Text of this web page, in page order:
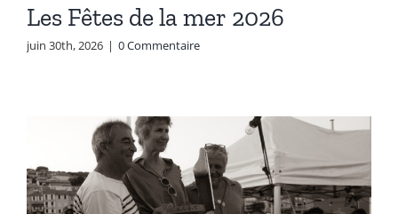
Les Fêtes de la mer 2026
juin 30th, 2026 | 0 Commentaire